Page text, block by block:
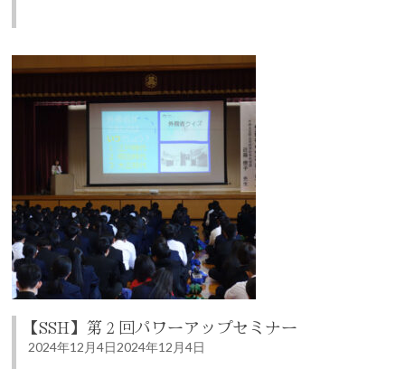
【SSH】第２回パワーアップセミナー
2024年12月4日2024年12月4日